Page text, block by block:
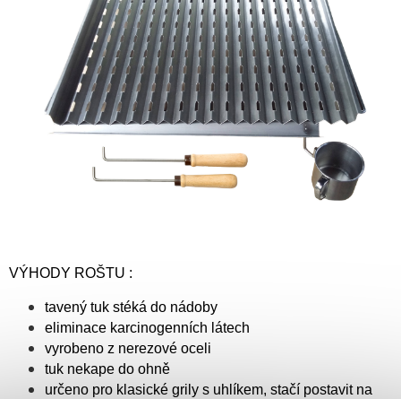
VÝHODY ROŠTU :
tavený tuk stéká do nádoby
eliminace karcinogenních látech
vyrobeno z nerezové oceli
tuk nekape do ohně
určeno pro klasické grily s uhlíkem, stačí postavit na